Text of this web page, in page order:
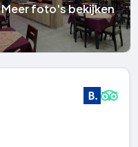
Meer foto's bekijken